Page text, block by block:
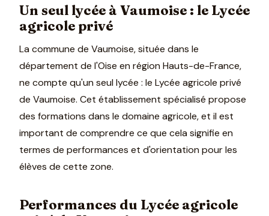
Un seul lycée à Vaumoise : le Lycée
agricole privé
La commune de Vaumoise, située dans le
département de l'Oise en région Hauts-de-France,
ne compte qu'un seul lycée : le Lycée agricole privé
de Vaumoise. Cet établissement spécialisé propose
des formations dans le domaine agricole, et il est
important de comprendre ce que cela signifie en
termes de performances et d'orientation pour les
élèves de cette zone.
Performances du Lycée agricole